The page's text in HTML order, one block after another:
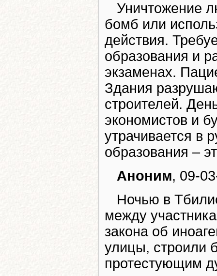
Уничтожение
бомб или
действия.
образования и
экзаменах.
Здания
строителей.
экономистов и
утрачивается в
образования –
Аноним, 09-
Ночью в
между
закона об
улицы, строили
протестующим